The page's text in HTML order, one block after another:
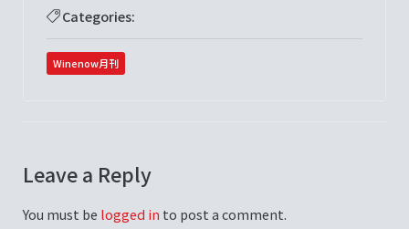
Categories:
Winenow月刊
Leave a Reply
You must be logged in to post a comment.